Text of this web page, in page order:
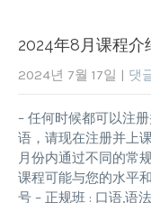
2024年8月课程介
2024년 7월 17일 | 댓
– 任何时候都可以注
语，请现在注册并上
月份内通过不同的常
课程可能与您的水平
号 – 正规班 : 口语,语